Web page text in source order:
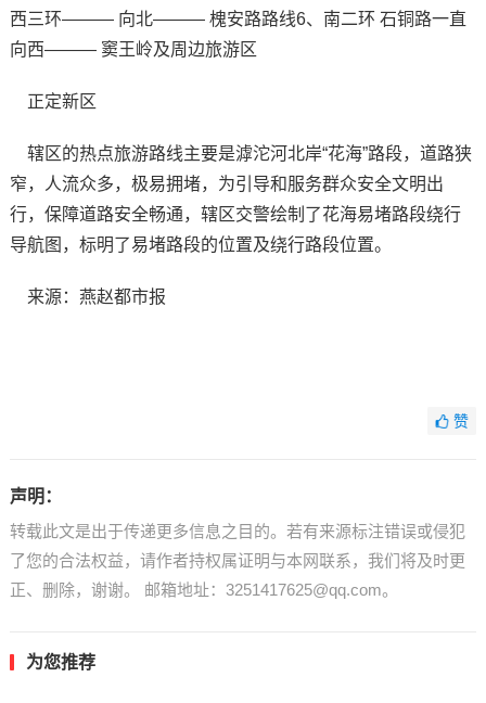
西三环——— 向北——— 槐安路路线6、南二环 石铜路一直
向西——— 窦王岭及周边旅游区
正定新区
辖区的热点旅游路线主要是滹沱河北岸“花海”路段，道路狭
窄，人流众多，极易拥堵，为引导和服务群众安全文明出
行，保障道路安全畅通，辖区交警绘制了花海易堵路段绕行
导航图，标明了易堵路段的位置及绕行路段位置。
来源：燕赵都市报
赞
声明：
转载此文是出于传递更多信息之目的。若有来源标注错误或侵犯
了您的合法权益，请作者持权属证明与本网联系，我们将及时更
正、删除，谢谢。 邮箱地址：3251417625@qq.com。
为您推荐